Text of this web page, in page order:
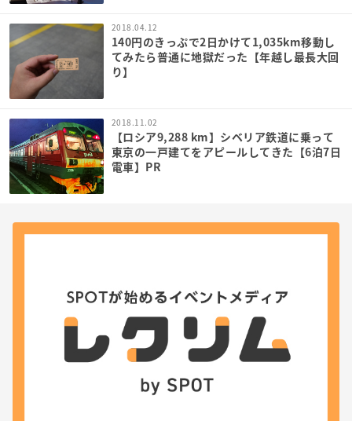
2018.04.12
140円のきっぷで2日かけて1,035km移動し
てみたら普通に地獄だった【年越し最長大回
り】
2018.11.02
【ロシア9,288 km】シベリア鉄道に乗って
東京の一戸建てをアピールしてきた【6泊7日
電車】PR